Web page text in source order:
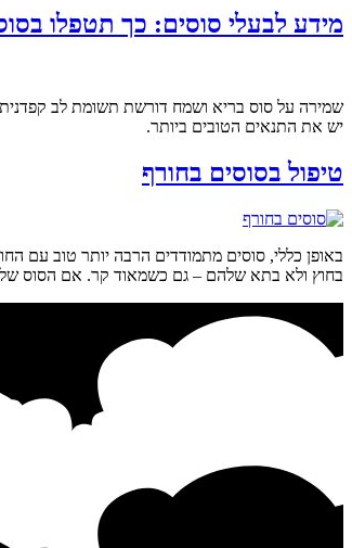
מידע לבעלי סוסים: כך תטפלו
שמירה על סוס בריא ושמח דורשת תשומת לב קפדנית
יש את התנאים הטובים ביותר.
טיפול בסוסים בחורף
באופן כללי, סוסים מתמודדים הרבה יותר טוב עם
בחוץ ולא בתא שלהם – גם כשמאוד קר. אם הסוס